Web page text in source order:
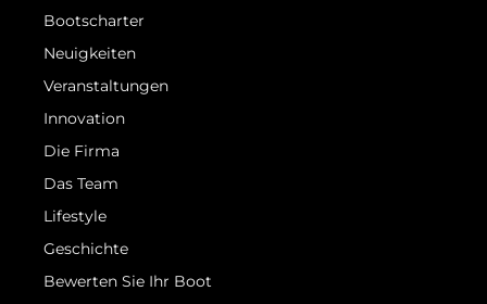
Bootscharter
Neuigkeiten
Veranstaltungen
Innovation
Die Firma
Das Team
Lifestyle
Geschichte
Bewerten Sie Ihr Boot